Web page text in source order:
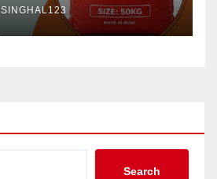
SINGHAL123
Search